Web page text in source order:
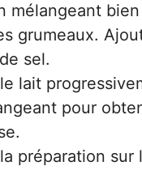
mélangeant
grumeaux.
sel.
lait
pour
préparation sur